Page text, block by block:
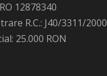
12878340
R.C.: J40/3311/2000
25.000 RON